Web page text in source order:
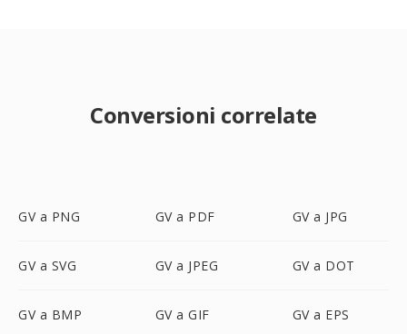
Conversioni correlate
GV a PNG GV a PDF GV a JPG
GV a SVG GV a JPEG GV a DOT
GV a BMP GV a GIF GV a EPS